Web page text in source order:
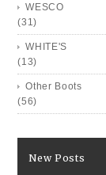
WESCO
(31)
WHITE'S
(13)
Other Boots
(56)
New Posts